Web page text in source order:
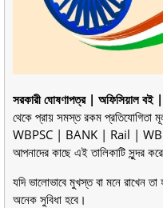
সরকারী ঘোষণাপত্র |
থেকে প্রায় সমস্ত রকম প্রতিযোগিতা
WBPSC | BANK | Rail | WBP
আপনাদের কাছে এই তালিকাটি সুন্দর
যদি ভালোভাবে মুখস্ত বা মনে রাখেন
অনেক সুবিধা হবে।